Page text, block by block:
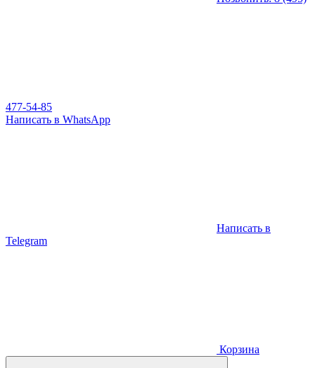
477-54-85
Написать в WhatsApp
Написать в
Telegram
Корзина